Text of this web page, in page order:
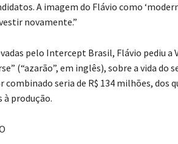
A imagem do Flávio como
novamente.”
pelo Intercept Brasil, Flávio pediu a
(“azarão”, em inglês), sobre a vida do
seria de R$ 134 milhões, dos
produção.